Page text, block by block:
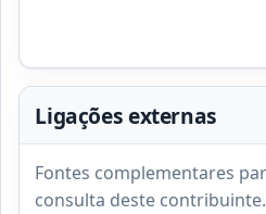
Ligações externas
Fontes complementares
consulta deste contribuinte.